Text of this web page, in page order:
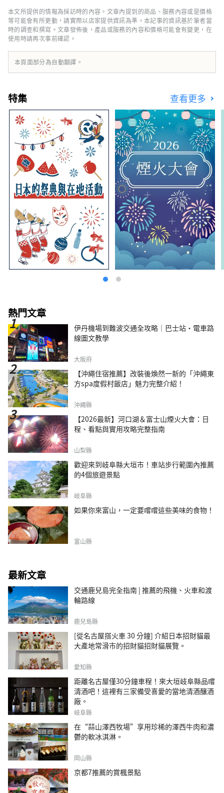
本文所提供的情報為採訪時的內容。文章內提到的商品、服務內容或是價格
等可能會有所更動，請實際以店家提供資訊為準。本記事的資訊基於筆者當
時的調查和撰寫。文章發佈後，產品或服務的內容和價格可能會有變更，在
使用時請再次事前確認。
本頁面部分為自動翻譯。
特集 查看更多
熱門文章
伊丹機場到難波交通全攻略｜巴士站・電車路
線圖文教學
大阪府
【沖繩住宿推薦】改裝後煥然一新的「沖繩東
方spa度假村飯店」魅力完整介紹！
沖繩縣
【2026最新】河口湖＆富士山煙火大會：日
程、看點與實用攻略完整指南
山梨縣
歡迎來到岐阜縣大垣市！車站步行範圍內推薦
的4個旅遊景點
岐阜縣
如果你來富山，一定要嚐嚐這些美味的食物！
富山縣
最新文章
交通鹿兒島完全指南 | 推薦的飛機、火車和渡
輪路線
鹿兒島縣
[從名古屋搭火車 30 分鐘] 介紹日本招財貓最
大產地常滑市的招財貓招財貓展覽。
愛知縣
距離名古屋僅30分鐘車程！來大垣岐阜縣品嚐
清酒吧！這裡有三家備受喜愛的當地清酒釀酒
廠。
岐阜縣
在“蒜山澤西牧場”享用珍稀的澤西牛肉和濃
鬱的軟冰淇淋。
岡山縣
京都7推薦的賞楓景點